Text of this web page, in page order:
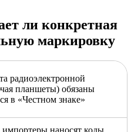
ли конкретная
маркировку
радиоэлектронной
планшеты) обязаны
в «Честном знаке»